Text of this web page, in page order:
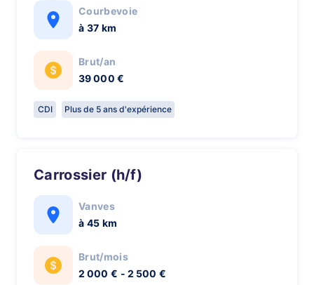
Courbevoie
à 37 km
Brut/an
39 000 €
CDI Plus de 5 ans d'expérience
Carrossier (h/f)
Vanves
à 45 km
Brut/mois
2 000 € - 2 500 €